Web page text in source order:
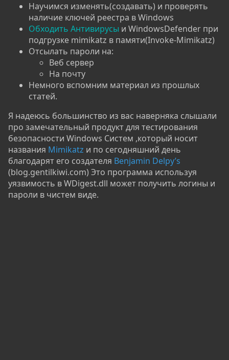
Научимся изменять(создавать) и проверять
наличие ключей реестра в Windows
Обходить Антивирусы и WindowsDefender при
подгрузке mimikatz в памяти(Invoke-Mimikatz)
Отсылать пароли на:
Веб сервер
На почту
Немного вспомним материал из прошлых
статей.
Я надеюсь большинство из вас наверняка слышали
про замечательный продукт для тестирования
безопасности Windows Систем ,который носит
названия Mimikatz и по сегодняшний день
благодарят его создателя Benjamin Delpy’s
(blog.gentilkiwi.com) Это программа используя
уязвимость в WDigest.dll может получить логины и
пароли в чистем виде.